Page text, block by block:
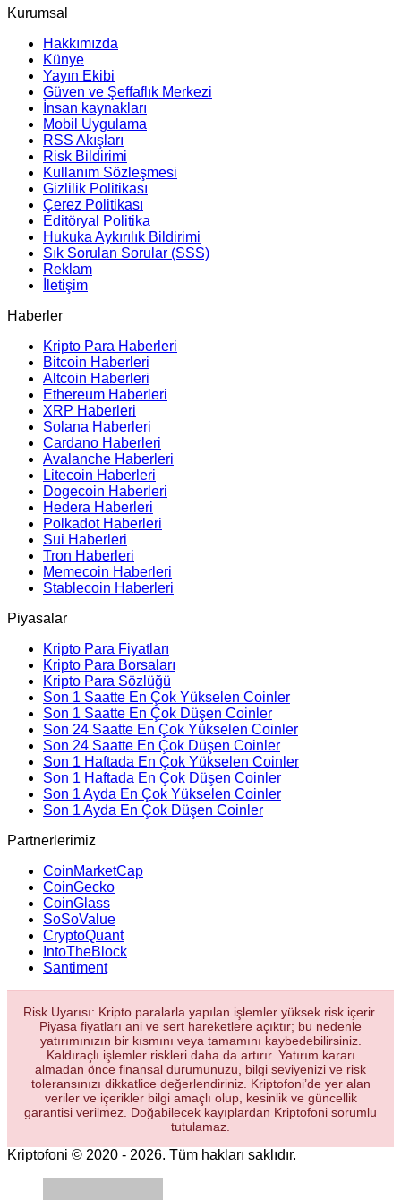
Kurumsal
Hakkımızda
Künye
Yayın Ekibi
Güven ve Şeffaflık Merkezi
İnsan kaynakları
Mobil Uygulama
RSS Akışları
Risk Bildirimi
Kullanım Sözleşmesi
Gizlilik Politikası
Çerez Politikası
Editöryal Politika
Hukuka Aykırılık Bildirimi
Sık Sorulan Sorular (SSS)
Reklam
İletişim
Haberler
Kripto Para Haberleri
Bitcoin Haberleri
Altcoin Haberleri
Ethereum Haberleri
XRP Haberleri
Solana Haberleri
Cardano Haberleri
Avalanche Haberleri
Litecoin Haberleri
Dogecoin Haberleri
Hedera Haberleri
Polkadot Haberleri
Sui Haberleri
Tron Haberleri
Memecoin Haberleri
Stablecoin Haberleri
Piyasalar
Kripto Para Fiyatları
Kripto Para Borsaları
Kripto Para Sözlüğü
Son 1 Saatte En Çok Yükselen Coinler
Son 1 Saatte En Çok Düşen Coinler
Son 24 Saatte En Çok Yükselen Coinler
Son 24 Saatte En Çok Düşen Coinler
Son 1 Haftada En Çok Yükselen Coinler
Son 1 Haftada En Çok Düşen Coinler
Son 1 Ayda En Çok Yükselen Coinler
Son 1 Ayda En Çok Düşen Coinler
Partnerlerimiz
CoinMarketCap
CoinGecko
CoinGlass
SoSoValue
CryptoQuant
IntoTheBlock
Santiment
Risk Uyarısı: Kripto paralarla yapılan işlemler yüksek risk içerir.
Piyasa fiyatları ani ve sert hareketlere açıktır; bu nedenle
yatırımınızın bir kısmını veya tamamını kaybedebilirsiniz.
Kaldıraçlı işlemler riskleri daha da artırır. Yatırım kararı
almadan önce finansal durumunuzu, bilgi seviyenizi ve risk
toleransınızı dikkatlice değerlendiriniz. Kriptofoni’de yer alan
veriler ve içerikler bilgi amaçlı olup, kesinlik ve güncellik
garantisi verilmez. Doğabilecek kayıplardan Kriptofoni sorumlu
tutulamaz.
Kriptofoni © 2020 - 2026. Tüm hakları saklıdır.